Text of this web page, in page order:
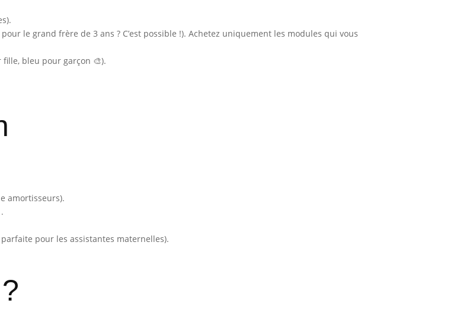
le grand frère de 3 ans ? C’est possible !). Achetez uniquement les modules qui vous
bleu pour garçon 🎨).
amortisseurs).
pour les assistantes maternelles).